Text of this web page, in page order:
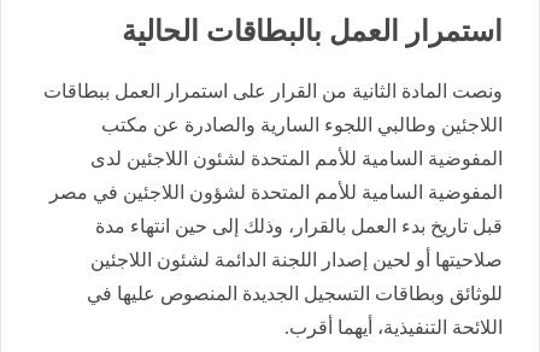
استمرار العمل بالبطاقات الحالية
ونصت المادة الثانية من القرار على استمرار العمل ببطاقات
اللاجئين وطالبي اللجوء السارية والصادرة عن مكتب
المفوضية السامية للأمم المتحدة لشئون اللاجئين لدى
المفوضية السامية للأمم المتحدة لشؤون اللاجئين في مصر
قبل تاريخ بدء العمل بالقرار، وذلك إلى حين انتهاء مدة
صلاحيتها أو لحين إصدار اللجنة الدائمة لشئون اللاجئين
للوثائق وبطاقات التسجيل الجديدة المنصوص عليها في
اللائحة التنفيذية، أيهما أقرب.